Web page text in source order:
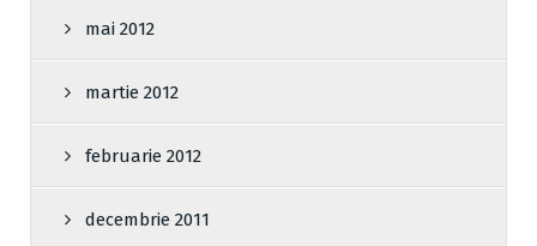
mai 2012
martie 2012
februarie 2012
decembrie 2011